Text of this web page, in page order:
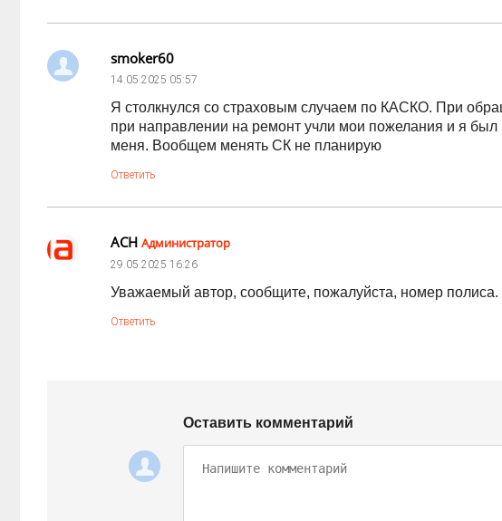
smoker60
14.05.2025 05:57
Я столкнулся со страховым случаем по КАСКО. При
при направлении на ремонт учли мои пожелания и я
меня. Вообщем менять СК не планирую
Ответить
АСН Администратор
29.05.2025 16:26
Уважаемый автор, сообщите, пожалуйста, номер полиса.
Ответить
Оставить комментарий